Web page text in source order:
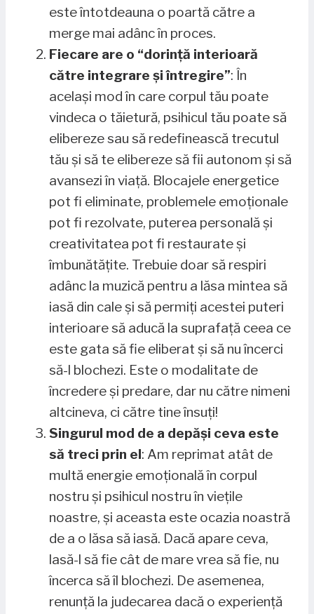
este întotdeauna o poartă către a
merge mai adânc în proces.
Fiecare are o “dorință interioară
către integrare și întregire”: În
același mod în care corpul tău poate
vindeca o tăietură, psihicul tău poate să
elibereze sau să redefinească trecutul
tău și să te elibereze să fii autonom și să
avansezi în viață. Blocajele energetice
pot fi eliminate, problemele emoționale
pot fi rezolvate, puterea personală și
creativitatea pot fi restaurate și
îmbunătățite. Trebuie doar să respiri
adânc la muzică pentru a lăsa mintea să
iasă din cale și să permiți acestei puteri
interioare să aducă la suprafață ceea ce
este gata să fie eliberat și să nu încerci
să-l blochezi. Este o modalitate de
încredere și predare, dar nu către nimeni
altcineva, ci către tine însuți!
Singurul mod de a depăși ceva este
să treci prin el: Am reprimat atât de
multă energie emoțională în corpul
nostru și psihicul nostru în viețile
noastre, și aceasta este ocazia noastră
de a o lăsa să iasă. Dacă apare ceva,
lasă-l să fie cât de mare vrea să fie, nu
încerca să îl blochezi. De asemenea,
renunță la judecarea dacă o experiență